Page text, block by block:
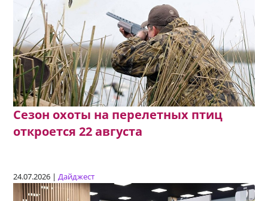
Сезон охоты на перелетных птиц
откроется 22 августа
24.07.2026 |Дайджест